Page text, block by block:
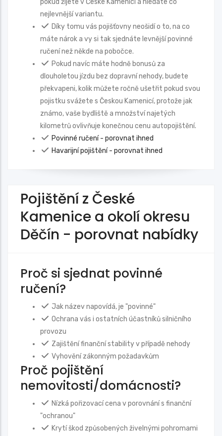
pokud žijete v České Kamenici a hledáte co
nejlevnější variantu.
Díky tomu vás pojišťovny neošidí o to, na co
máte nárok a vy si tak sjednáte levnější povinné
ručení než někde na pobočce.
Pokud navíc máte hodně bonusů za
dlouholetou jízdu bez dopravní nehody, budete
překvapeni, kolik můžete ročně ušetřit pokud svou
pojistku svážete s Českou Kamenicí, protože jak
známo, vaše bydliště a množství najetých
kilometrů ovlivňuje konečnou cenu autopojištění.
Povinné ručení - porovnat ihned
Havarijní pojištění - porovnat ihned
Pojištění z České
Kamenice a okolí okresu
Děčín - porovnat nabídky
Proč si sjednat povinné
ručení?
Jak název napovídá, je "povinné"
Ochrana vás i ostatních účastníků silničního
provozu
Zajištění finanční stability v případě nehody
Vyhovění zákonným požadavkům
Proč pojištění
nemovitosti/domácnosti?
Nízká pořizovací cena v porovnání s finanční
"ochranou"
Krytí škod způsobených živelnými pohromami